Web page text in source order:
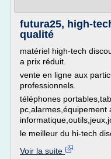
futura25, high-
qualité
matériel high-tech
a prix réduit.
vente en ligne aux
professionnels.
téléphones
pc,alarmes,équipement
le meilleur du hi-tech
Voir la suite